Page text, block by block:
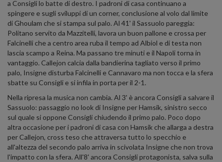
a Consigli lo batte di destro. I padroni di casa continuano a
spingere e sugli sviluppi di un corner, conclusione al volo dal limite
di Ghoulam che si stampa sul palo. Al 41' il Sassuolo pareggia:
Politano servito da Mazzitelli, lavora un buon pallone e crossa per
Falcinelli che a centro area ruba il tempo ad Albiol e di testa non
lascia scampo a Reina. Ma passano tre minuti e il Napoli torna in
vantaggio. Callejon calcia dalla bandierina tagliato verso il primo
palo, Insigne disturba Falcinelli e Cannavaro ma non tocca e la sfera
sbatte su Consigli e si infila in porta per il 2-1.
Nella ripresa la musica non cambia. Al 3' è ancora Consigli a salvare il
Sassuolo: passaggio no look di Insigne per Hamsik, sinistro secco
sul quale si oppone Consigli chiudendo il primo palo. Poco dopo
altra occasione per i padroni di casa con Hamsik che allarga a destra
per Callejon, cross teso che attraversa tutto lo specchio e
all'altezza del secondo palo arriva in scivolata Insigne che non trova
l'impatto con la sfera. All'8' ancora Consigli protagonista, salva sulla